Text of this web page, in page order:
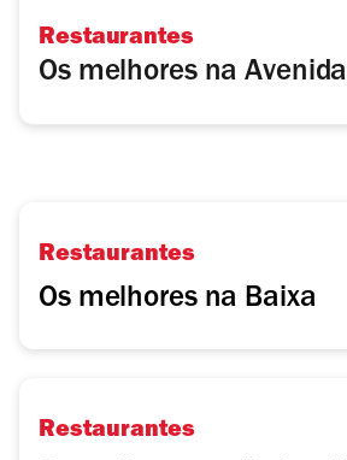
Restaurantes
Os melhores na Avenida
Restaurantes
Os melhores na Baixa
Restaurantes